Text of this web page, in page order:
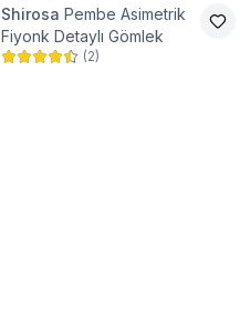
Shirosa Pembe Asimetrik
Fiyonk Detaylı Gömlek
(2)